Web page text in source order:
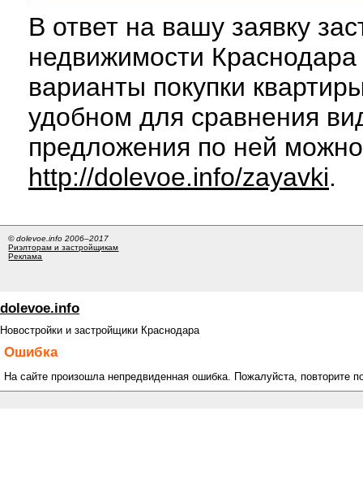
В ответ на вашу заявку
недвижимости
варианты покупки
удобном для сравнения
предложения по ней
http://dolevoe.info/zayavki.
© dolevoe.info 2006–2017
Риэлторам и застройщикам
Реклама
dolevoe.info
Новостройки и застройщики Краснодара
Ошибка
На сайте произошла непредвиденная ошибка. Пожалуйста, повторите